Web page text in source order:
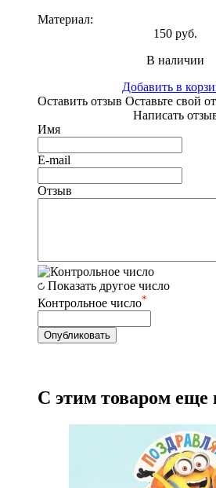
Материал:
150 руб.
В наличии
Добавить в
Оставить отзыв Оставьте свой
Написать
Имя
E-mail
Отзыв
Показать другое число
Контрольное число*
С этим товаром еще